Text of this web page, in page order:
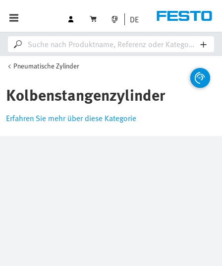
DE
Pneumatische Zylinder
Kolbenstangenzylinder
Erfahren Sie mehr über diese Kategorie